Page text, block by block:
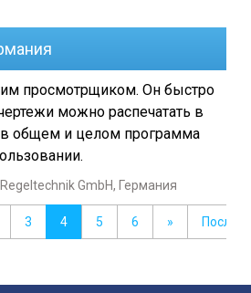
просмотрщиком. Он быстро
можно распечатать в
в общем и целом программа
GmbH, Германия
3 4 5 6 »